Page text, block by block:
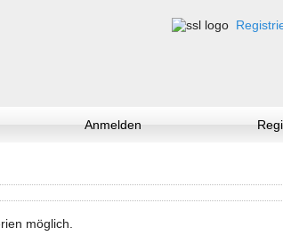
Anmelden
möglich.